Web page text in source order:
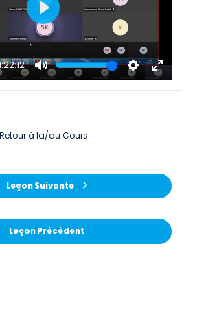
Mute Settings
Enter
Play
Leçon Précédent
Retour à la/au Cours
Leçon Suivante